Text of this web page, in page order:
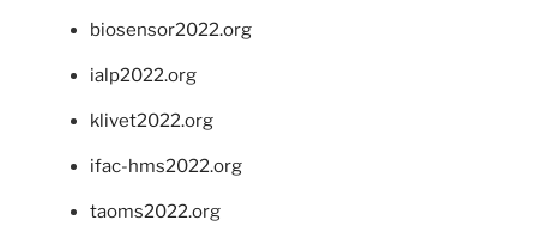
biosensor2022.org
ialp2022.org
klivet2022.org
ifac-hms2022.org
taoms2022.org